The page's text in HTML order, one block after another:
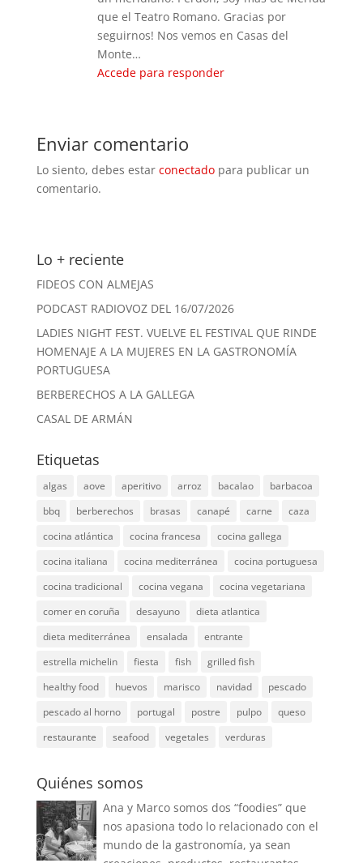
que el Teatro Romano. Gracias por
seguirnos! Nos vemos en Casas del
Monte…
Accede para responder
Enviar comentario
Lo siento, debes estar conectadopara publicar un
comentario.
Lo + reciente
FIDEOS CON ALMEJAS
PODCAST RADIOVOZ DEL 16/07/2026
LADIES NIGHT FEST. VUELVE EL FESTIVAL QUE RINDE
HOMENAJE A LA MUJERES EN LA GASTRONOMÍA
PORTUGUESA
BERBERECHOS A LA GALLEGA
CASAL DE ARMÁN
Etiquetas
algas aove aperitivo arroz bacalao
barbacoa
bbq
berberechos brasas canapé carne
caza
cocina atlántica
cocina francesa
cocina gallega
cocina italiana
cocina mediterránea
cocina portuguesa
cocina tradicional
cocina vegana
cocina vegetariana
comer en coruña
desayuno
dieta atlantica
dieta mediterránea
ensalada
entrante
estrella michelin
fiesta fish
grilled fish
healthy food
huevos marisco navidad
pescado
pescado al horno
portugal postre pulpo
queso
restaurante
seafood vegetales verduras
Quiénes somos
Ana y Marco somos dos “foodies” que
nos apasiona todo lo relacionado con el
mundo de la gastronomía, ya sean